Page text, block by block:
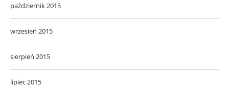
październik 2015
wrzesień 2015
sierpień 2015
lipiec 2015